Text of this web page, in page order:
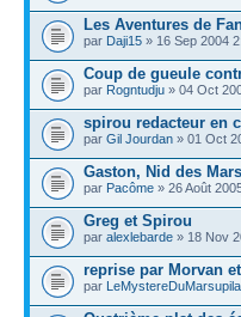
Les Aventures de
par Daji15 » 16 Sep 2004
Coup de gueule
par Rogntudju » 04 Oct
spirou redacteur en
par Gil Jourdan » 01 Oct
Gaston, Nid des
par Pacôme » 26 Août
Greg et Spirou
par alexlebarde » 18 Nov
reprise par Morvan
par